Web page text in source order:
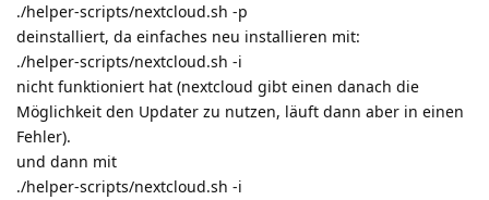
./helper-scripts/nextcloud.sh -p
deinstalliert, da einfaches neu installieren mit:
./helper-scripts/nextcloud.sh -i
nicht funktioniert hat (nextcloud gibt einen danach die
Möglichkeit den Updater zu nutzen, läuft dann aber in einen
Fehler).
und dann mit
./helper-scripts/nextcloud.sh -i